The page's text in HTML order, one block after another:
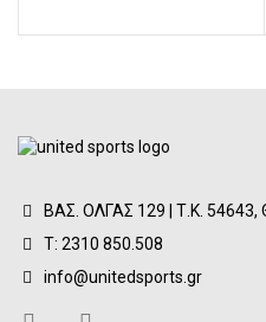
ΒΑΣ. ΟΛΓΑΣ 129 | Τ.Κ. 54643,
Τ: 2310 850.508
info@unitedsports.gr